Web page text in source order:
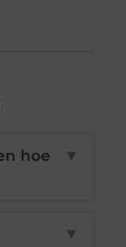
hoe
▼
▼